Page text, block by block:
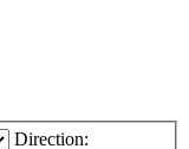
Direction: